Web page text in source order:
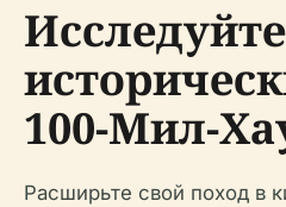
Исследуйте
100-Мил-
Расширьте свой поход в